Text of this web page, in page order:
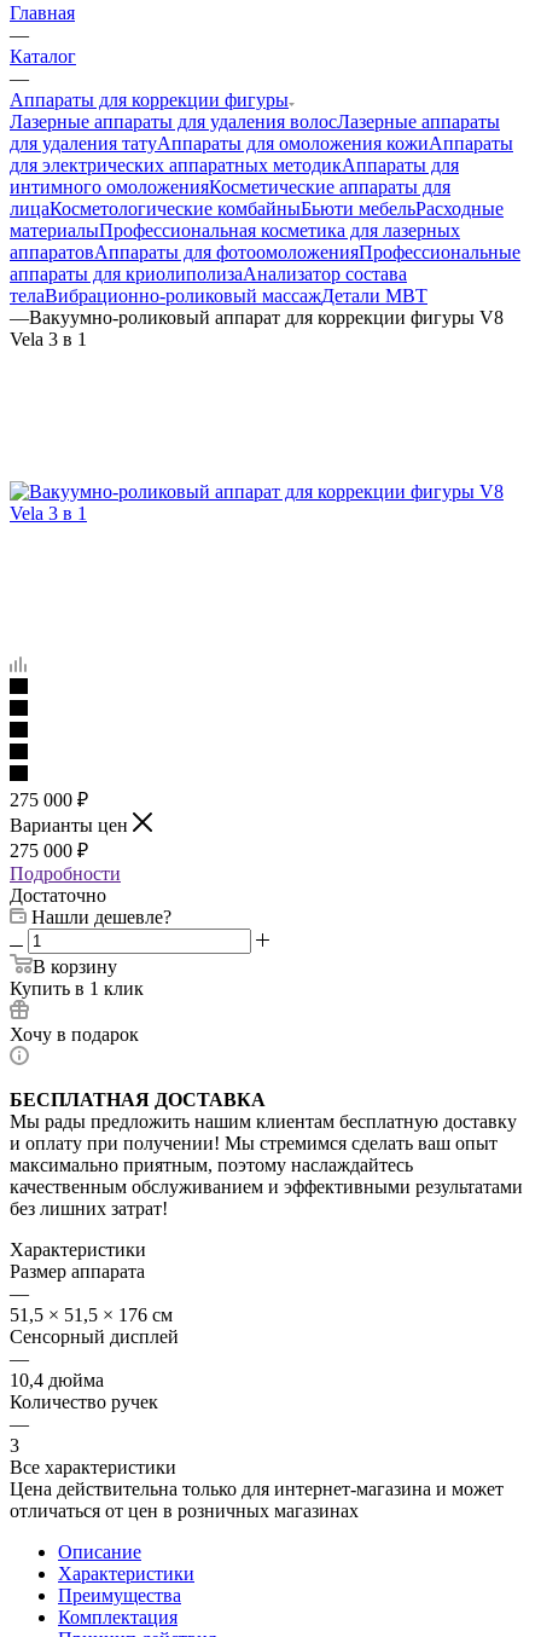
Главная
—
Каталог
—
Аппараты для коррекции фигуры
Лазерные аппараты для удаления волосЛазерные аппараты
для удаления татуАппараты для омоложения кожиАппараты
для электрических аппаратных методикАппараты для
интимного омоложенияКосметические аппараты для
лицаКосметологические комбайныБьюти мебельРасходные
материалыПрофессиональная косметика для лазерных
аппаратовАппараты для фотоомоложенияПрофессиональные
аппараты для криолиполизаАнализатор состава
телаВибрационно-роликовый массажДетали MBT
—Вакуумно-роликовый аппарат для коррекции фигуры V8
Vela 3 в 1
275 000 ₽
Варианты цен
275 000 ₽
Подробности
Достаточно
Нашли дешевле?
В корзину
Купить в 1 клик
Хочу в подарок
БЕСПЛАТНАЯ ДОСТАВКА
Мы рады предложить нашим клиентам бесплатную доставку
и оплату при получении! Мы стремимся сделать ваш опыт
максимально приятным, поэтому наслаждайтесь
качественным обслуживанием и эффективными результатами
без лишних затрат!
Характеристики
Размер аппарата
—
51,5 × 51,5 × 176 см
Сенсорный дисплей
—
10,4 дюйма
Количество ручек
—
3
Все характеристики
Цена действительна только для интернет-магазина и может
отличаться от цен в розничных магазинах
Описание
Характеристики
Преимущества
Комплектация